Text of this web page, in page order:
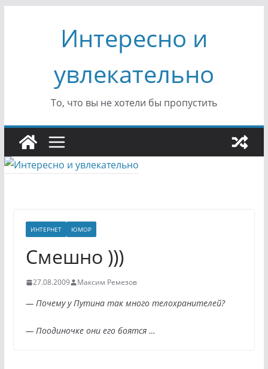
содержимомуИнтересно и
увлекательно
То, что вы не хотели бы пропустить
ИНТЕРНЕТ ЮМОР
Смешно )))
27.08.2009 Максим Ремезов
— Почему у Путина так много телохранителей?
— Поодиночке они его боятся …